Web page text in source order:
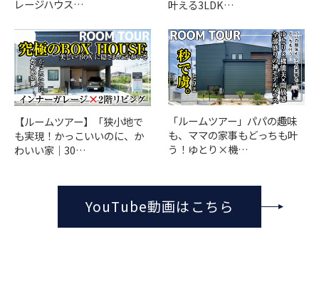
レージハウス… 叶える3LDK…
【ルームツアー】「狭小地で
も実現！かっこいいのに、か
わいい家｜30…
「ルームツアー」パパの趣味
も、ママの家事もどっちも叶
う！ゆとり×機…
YouTube動画はこちら